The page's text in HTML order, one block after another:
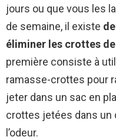
jours ou que vous les
de semaine, il existe
éliminer les crottes
première consiste à
ramasse-crottes pour
jeter dans un sac en
crottes jetées dans un
l’odeur.